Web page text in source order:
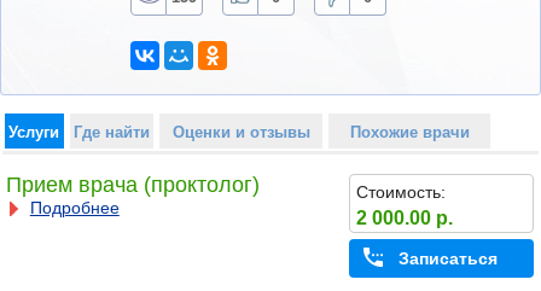
Услуги Где найти Оценки и отзывы Похожие врачи
Прием врача (проктолог)
Подробнее
Стоимость:
2 000.00 р.
Записаться